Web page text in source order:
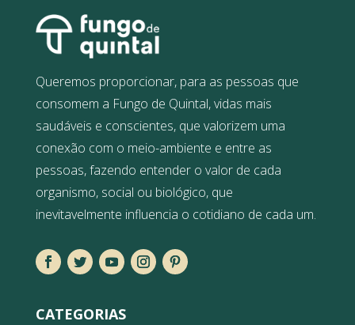
Queremos proporcionar, para as pessoas que
consomem a Fungo de Quintal, vidas mais
saudáveis e conscientes, que valorizem uma
conexão com o meio-ambiente e entre as
pessoas, fazendo entender o valor de cada
organismo, social ou biológico, que
inevitavelmente influencia o cotidiano de cada um.
CATEGORIAS